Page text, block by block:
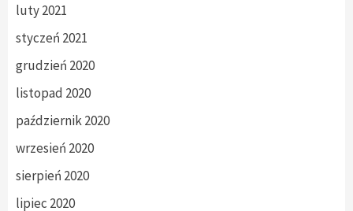
luty 2021
styczeń 2021
grudzień 2020
listopad 2020
październik 2020
wrzesień 2020
sierpień 2020
lipiec 2020